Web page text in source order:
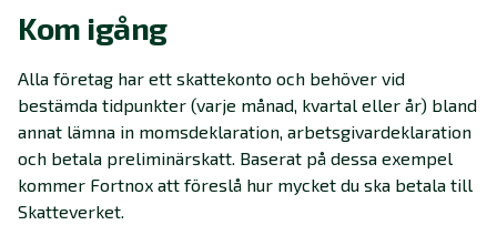
Kom igång
Alla företag har ett skattekonto och behöver vid
bestämda tidpunkter (varje månad, kvartal eller år) bland
annat lämna in momsdeklaration, arbetsgivardeklaration
och betala preliminärskatt. Baserat på dessa exempel
kommer Fortnox att föreslå hur mycket du ska betala till
Skatteverket.